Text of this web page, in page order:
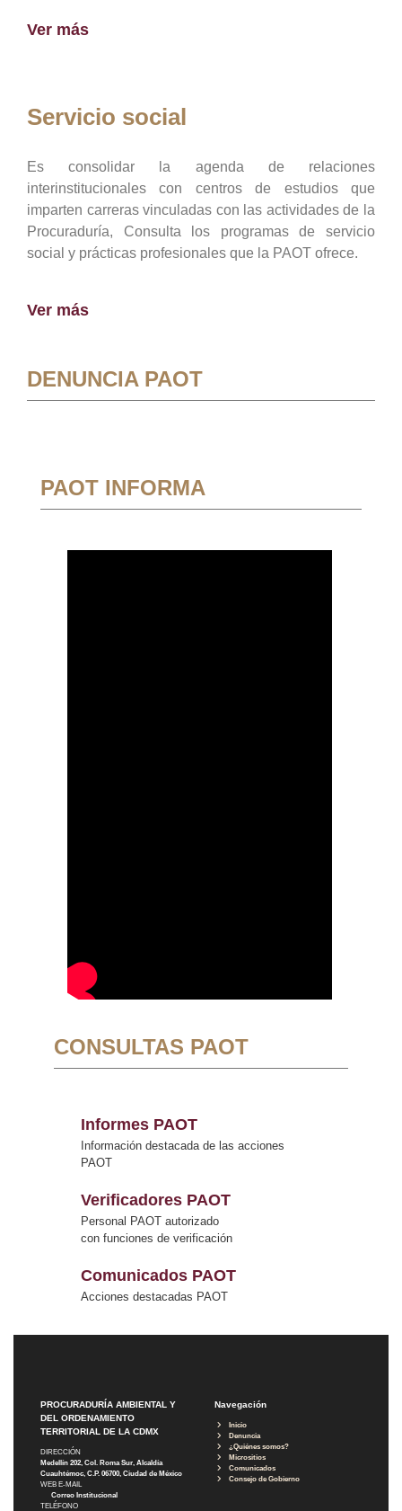
Ver más
Servicio social
Es consolidar la agenda de relaciones
interinstitucionales con centros de estudios que
imparten carreras vinculadas con las actividades de la
Procuraduría, Consulta los programas de servicio
social y prácticas profesionales que la PAOT ofrece.
Ver más
DENUNCIA PAOT
PAOT INFORMA
CONSULTAS PAOT
Informes PAOT
Información destacada de las acciones
PAOT
Verificadores PAOT
Personal PAOT autorizado
con funciones de verificación
Comunicados PAOT
Acciones destacadas PAOT
PROCURADURÍA AMBIENTAL Y
DEL ORDENAMIENTO
TERRITORIAL DE LA CDMX
DIRECCIÓN
Medellín 202, Col. Roma Sur, Alcaldía
Cuauhtémoc, C.P. 06700, Ciudad de México
WEB E-MAIL
Correo Institucional
TELÉFONO
Navegación
Inicio
Denuncia
¿Quiénes somos?
Micrositios
Comunicados
Consejo de Gobierno